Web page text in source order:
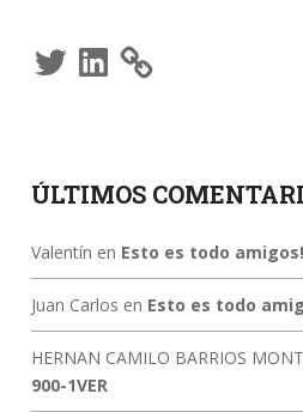
TwitterLinkedIn
ÚLTIMOS
Valentín en Esto es todo amigos!
Juan Carlos en Esto es todo
HERNAN CAMILO BARRIOS
900-1VER